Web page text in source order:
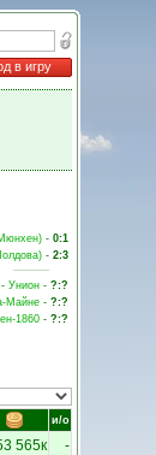
в игру
- 0:1
- 2:3
Унион - ?:?
Майне - ?:?
1860 - ?:?
и/о
565к -